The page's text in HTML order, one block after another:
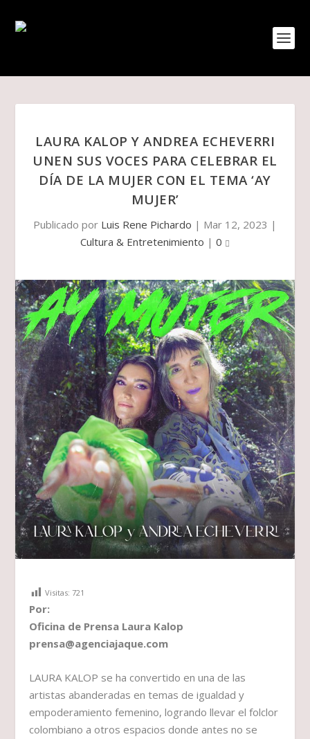
LAURA KALOP Y ANDREA ECHEVERRI
UNEN SUS VOCES PARA CELEBRAR EL
DÍA DE LA MUJER CON EL TEMA ‘AY
MUJER’
Publicado por Luis Rene Pichardo | Mar 12, 2023 |
Cultura & Entretenimiento | 0
Visitas: 721
Por:
Oficina de Prensa Laura Kalop
prensa@agenciajaque.com
LAURA KALOP se ha convertido en una de las
artistas abanderadas en temas de igualdad y
empoderamiento femenino, logrando llevar el folclor
colombiano a otros espacios donde antes no se